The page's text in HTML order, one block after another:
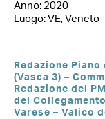
Anno: 2020
Luogo: VE, Veneto
Redazione
(Vasca 3) –
Redazione del
del
Varese – Valico